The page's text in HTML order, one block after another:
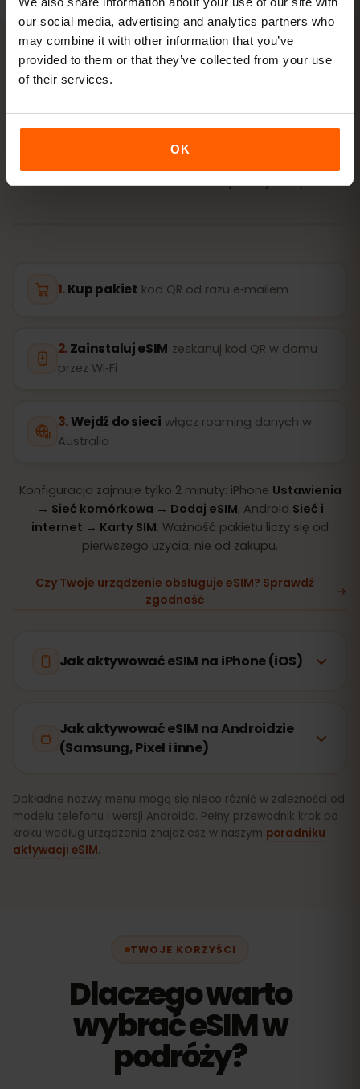
our social media, advertising and analytics partners who
may combine it with other information that you’ve
provided to them or that they’ve collected from your use
of their services.
OK
Aktywuj eSIM dla
Australia w
Gotowe w kilka minut — bez fizycznej karty SIM.
Kup pakiet kod QR od razu e‑mailem
Zainstaluj eSIM zeskanuj kod QR w domu
przez Wi‑Fi
Wejdź do sieci włącz roaming danych w
Australia
Konfiguracja zajmuje tylko 2 minuty: iPhone Ustawienia
→ Sieć komórkowa → Dodaj eSIM, Android Sieć i
internet → Karty SIM. Ważność pakietu liczy się od
pierwszego użycia, nie od zakupu.
Czy Twoje urządzenie obsługuje eSIM? Sprawdź
zgodność
Jak aktywować eSIM na iPhone (iOS)
Jak aktywować eSIM na Androidzie
(Samsung, Pixel i inne)
Dokładne nazwy menu mogą się nieco różnić w zależności od
modelu telefonu i wersji Androida. Pełny przewodnik krok po
kroku według urządzenia znajdziesz w naszym poradniku
aktywacji eSIM.
TWOJE KORZYŚCI
Dlaczego warto
wybrać eSIM w
podróży?